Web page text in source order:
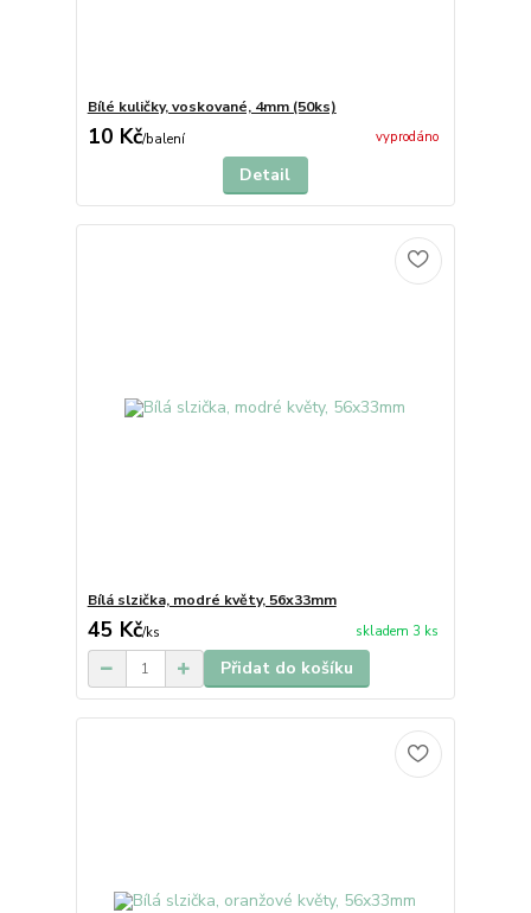
Bílé kuličky, voskované, 4mm (50ks)
10 Kč/balení vyprodáno
Detail
Bílá slzička, modré květy, 56x33mm
45 Kč/ks skladem 3 ks
Přidat do košíku